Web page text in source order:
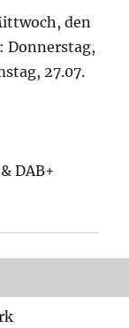
den
Donnerstag,
27.07.
DAB+